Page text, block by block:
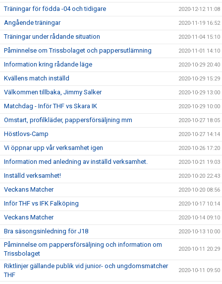
Träningar för födda -04 och tidigare 2020-12-12 11:08
Angående träningar 2020-11-19 16:52
Träningar under rådande situation 2020-11-04 15:10
Påminnelse om Trissbolaget och pappersutlämning 2020-11-01 14:10
Information kring rådande läge 2020-10-29 20:40
Kvällens match inställd 2020-10-29 15:29
Välkommen tillbaka, Jimmy Salker 2020-10-29 13:00
Matchdag - Inför THF vs Skara IK 2020-10-29 10:00
Omstart, profilkläder, pappersförsäljning mm 2020-10-27 18:05
Höstlovs-Camp 2020-10-27 14:14
Vi öppnar upp vår verksamhet igen 2020-10-26 17:20
Information med anledning av inställd verksamhet. 2020-10-21 19:03
Inställd verksamhet! 2020-10-20 22:43
Veckans Matcher 2020-10-20 08:56
Inför THF vs IFK Falköping 2020-10-17 10:14
Veckans Matcher 2020-10-14 09:10
Bra säsongsinledning för J18 2020-10-13 10:00
Påminnelse om pappersförsäljning och information om
Trissbolaget
2020-10-11 20:29
Riktlinjer gällande publik vid junior- och ungdomsmatcher
THF
2020-10-11 09:50